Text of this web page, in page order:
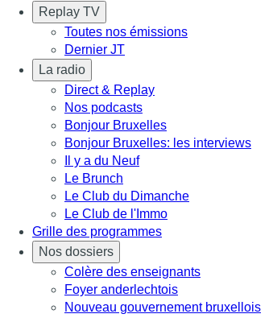
Replay TV
Toutes nos émissions
Dernier JT
La radio
Direct & Replay
Nos podcasts
Bonjour Bruxelles
Bonjour Bruxelles: les interviews
Il y a du Neuf
Le Brunch
Le Club du Dimanche
Le Club de l'Immo
Grille des programmes
Nos dossiers
Colère des enseignants
Foyer anderlechtois
Nouveau gouvernement bruxellois